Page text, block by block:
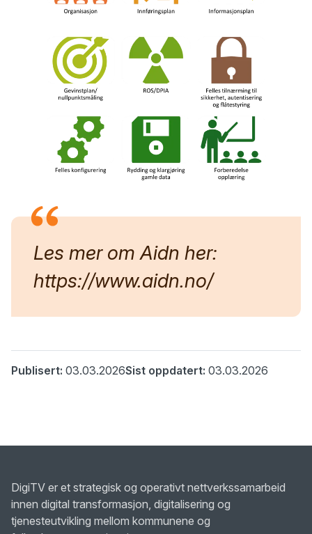
Les mer om Aidn her:
https://www.aidn.no/
Publisert: 03.03.2026Sist oppdatert: 03.03.2026
DigiTV er et strategisk og operativt nettverkssamarbeid
innen digital transformasjon, digitalisering og
tjenesteutvikling mellom kommunene og